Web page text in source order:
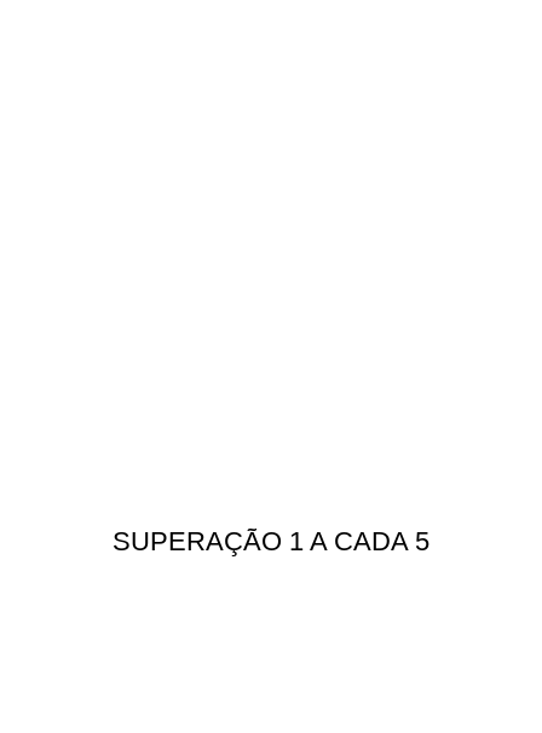
SUPERAÇÃO 1 A CADA 5